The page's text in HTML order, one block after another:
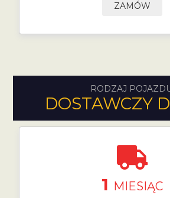
ZAMÓW
RODZAJ
DOSTAWCZY
1 MIESIĄC